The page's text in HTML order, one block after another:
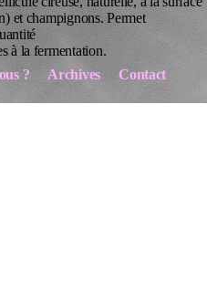
et champignons. Permet
à la fermentation.
? Archives Contact